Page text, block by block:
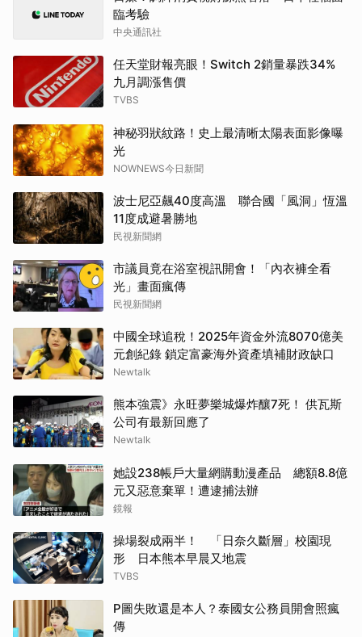
臨考驗
中央通訊社
任天堂財報亮眼！Switch 2銷量暴跌34%
九月調漲售價
TVBS
神秘羽狀紋路！史上最清晰太陽表面影像曝
光
NOWNEWS今日新聞
波士尼亞飆40度高溫 聯合國「風洞」恆溫
11度成避暑勝地
民視新聞網
市議員竟在浴室視訊開會！「內衣褲全看
光」畫面瘋傳
民視新聞網
中國全球追稅！2025年資金外流8070億美
元創紀錄 鎖定富豪海外資產填補財政缺口
Newtalk
熊本強震》永旺夢樂城爆炸釀7死！ 供瓦斯
公司有最新回應了
Newtalk
她設238帳戶大量網購動漫產品 總額8.8億
元又惡意棄單！遭逮捕法辦
鏡報
操場裂成兩半！ 「日奈久斷層」校園現
形 日本熊本早晨又地震
TVBS
P圖失敗還是本人？泰國女公務員開會照瘋
傳